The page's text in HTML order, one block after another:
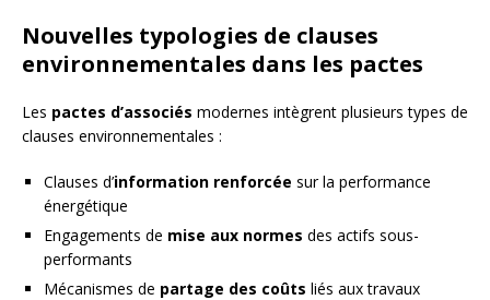
Nouvelles typologies de clauses
environnementales dans les pactes
Les pactes d’associés modernes intègrent plusieurs types de
clauses environnementales :
Clauses d’information renforcée sur la performance
énergétique
Engagements de mise aux normes des actifs sous-
performants
Mécanismes de partage des coûts liés aux travaux